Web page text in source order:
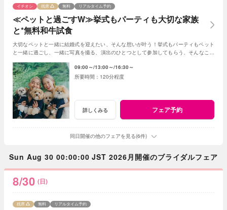
≪ペットと過ごすW≫挙式もパーティも大切な家族
と*無料和牛試食
イチオシ 残席 無料 リアルタイム予約
大切なペットと一緒に結婚式を迎えたい、そんな想いが叶う！挙式もパーティもペット
と一緒に過ごし、一緒に写真を撮る、演出のひとつとして参加してもらう、そんなこと
09:00～ 13:00～ 16:30～
120分程度
詳しくみる フェア予約
同日開催の他のフェアを見る(6件)
Sun Aug 30 00:00:00 JST 2026月開催のブライダルフェア
8/30 (日)
残席 無料 リアルタイム予約